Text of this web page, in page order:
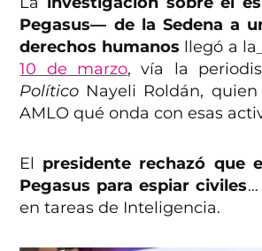
Pegasus— de la Sedena a
derechos humanos llegó a la
10 de marzo, vía la
Político Nayeli Roldán,
AMLO qué onda con esas
El presidente rechazó que
Pegasus para espiar civiles
en tareas de Inteligencia.